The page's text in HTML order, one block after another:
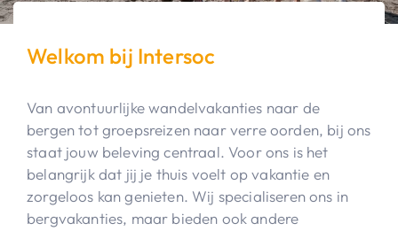
Welkom bij Intersoc
Van avontuurlijke wandelvakanties naar de
bergen tot groepsreizen naar verre oorden, bij ons
staat jouw beleving centraal. Voor ons is het
belangrijk dat jij je thuis voelt op vakantie en
zorgeloos kan genieten. Wij specialiseren ons in
bergvakanties, maar bieden ook andere